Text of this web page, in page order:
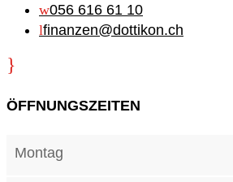
w056 616 61 10
lfinanzen@dottikon.ch
}
ÖFFNUNGSZEITEN
Montag